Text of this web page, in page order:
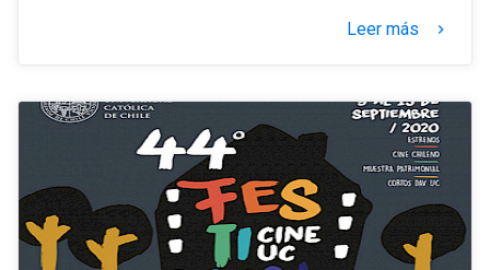
Leer más keyboard_arrow_right